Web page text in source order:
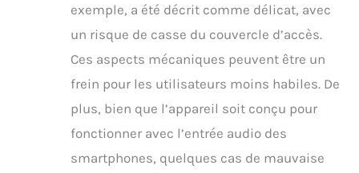
exemple, a été décrit comme délicat, avec
un risque de casse du couvercle d’accès.
Ces aspects mécaniques peuvent être un
frein pour les utilisateurs moins habiles. De
plus, bien que l’appareil soit conçu pour
fonctionner avec l’entrée audio des
smartphones, quelques cas de mauvaise